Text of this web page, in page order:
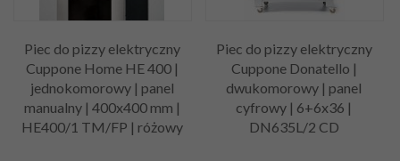
Piec do pizzy elektryczny
Cuppone Home HE 400 |
jednokomorowy | panel
manualny | 400x400 mm |
HE400/1 TM/FP | różowy
Piec do pizzy elektryczny
Cuppone Donatello |
dwukomorowy | panel
cyfrowy | 6+6x36 |
DN635L/2 CD